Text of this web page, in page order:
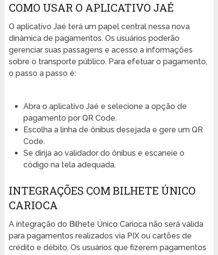
COMO USAR O APLICATIVO JAÉ
O aplicativo Jaé terá um papel central nessa nova
dinâmica de pagamentos. Os usuários poderão
gerenciar suas passagens e acesso a informações
sobre o transporte público. Para efetuar o pagamento,
o passo a passo é:
Abra o aplicativo Jaé e selecione a opção de
pagamento por QR Code.
Escolha a linha de ônibus desejada e gere um QR
Code.
Se dirija ao validador do ônibus e escaneie o
código na tela adequada.
INTEGRAÇÕES COM BILHETE ÚNICO
CARIOCA
A integração do Bilhete Único Carioca não será válida
para pagamentos realizados via PIX ou cartões de
crédito e débito. Os usuários que fizerem pagamentos